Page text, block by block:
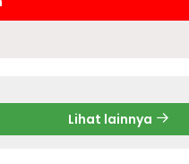
Lihat lainnya